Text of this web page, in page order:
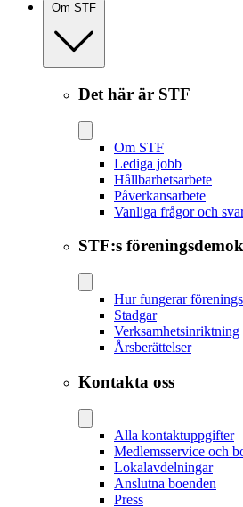
Om STF
Det här är STF
Om STF
Lediga jobb
Hållbarhetsarbete
Påverkansarbete
Vanliga frågor och
STF:s
Hur fungerar
Stadgar
Verksamhetsinriktning
Årsberättelser
Kontakta oss
Alla kontaktuppgifter
Medlemsservice och
Lokalavdelningar
Anslutna boenden
Press